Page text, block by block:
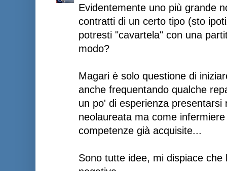
Evidentemente uno più grande
contratti di un certo tipo (sto
potresti "cavartela" con una
modo?
Magari è solo questione di
anche frequentando qualche
un po' di esperienza presentarsi
neolaureata ma come
competenze già acquisite...
Sono tutte idee, mi dispiace che